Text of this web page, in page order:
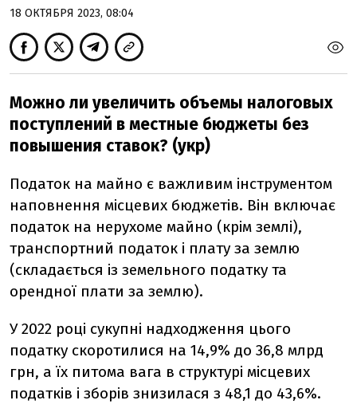
18 ОКТЯБРЯ 2023, 08:04
Можно ли увеличить объемы налоговых
поступлений в местные бюджеты без
повышения ставок? (укр)
Податок на майно є важливим інструментом
наповнення місцевих бюджетів. Він включає
податок на нерухоме майно (крім землі),
транспортний податок і плату за землю
(складається із земельного податку та
орендної плати за землю).
У 2022 році сукупні надходження цього
податку скоротилися на 14,9% до 36,8 млрд
грн, а їх питома вага в структурі місцевих
податків і зборів знизилася з 48,1 до 43,6%.